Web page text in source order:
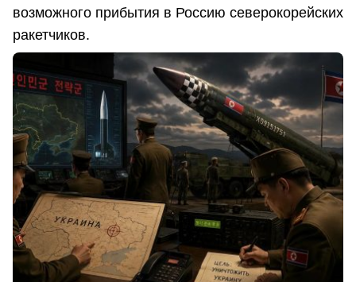
возможного прибытия в Россию северокорейских
ракетчиков.